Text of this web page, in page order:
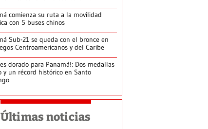
comienza su ruta a la movilidad
con 5 buses chinos
Sub-21 se queda con el bronce en
Centroamericanos y del Caribe
dorado para Panamá!: Dos medallas
y un récord histórico en Santo
Últimas noticias